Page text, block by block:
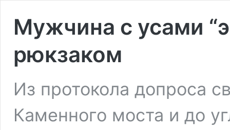
Мужчина с усами
рюкзаком
Из протокола допроса
Каменного моста и до